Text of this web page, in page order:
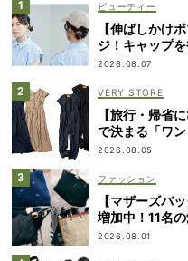
ビューティー
【伸ばしかけ
ジ！キャップ
2026.08.07
VERY STORE
【旅行・帰省
で決まる「ワ
2026.08.05
ファッション
【マザーズバ
増加中！11名
2026.08.01